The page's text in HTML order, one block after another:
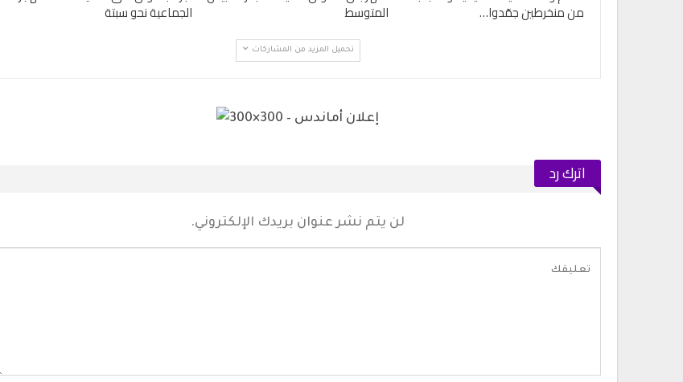
من منخرطين جمّدوا… المتوسط الجماعية نحو سبتة
تحميل المزيد من المشاركات
اترك رد
لن يتم نشر عنوان بريدك الإلكتروني.
القتلى يرتفع لـ71